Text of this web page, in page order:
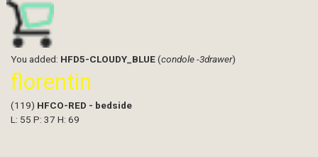
You added: HFD5-CLOUDY_BLUE(condole -3drawer)
florentin
(119) HFCO-RED - bedside
L: 55 P: 37 H: 69